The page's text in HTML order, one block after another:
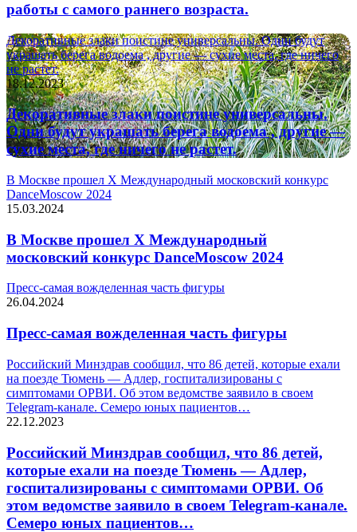
работы с самого раннего возраста.
Декоративные злаки поистине универсальны. Одни будут
украшать берега водоема , другие — сухие места, где ничего
не растет.
18.12.2023
Декоративные злаки поистине универсальны.
Одни будут украшать берега водоема , другие —
сухие места, где ничего не растет.
В Москве прошел X Международный московский конкурс
DanceMoscow 2024
15.03.2024
В Москве прошел X Международный
московский конкурс DanceMoscow 2024
Пресс-самая вожделенная часть фигуры
26.04.2024
Пресс-самая вожделенная часть фигуры
Российский Минздрав сообщил, что 86 детей, которые ехали
на поезде Тюмень — Адлер, госпитализированы с
симптомами ОРВИ. Об этом ведомстве заявило в своем
Telegram-канале. Семеро юных пациентов…
22.12.2023
Российский Минздрав сообщил, что 86 детей,
которые ехали на поезде Тюмень — Адлер,
госпитализированы с симптомами ОРВИ. Об
этом ведомстве заявило в своем Telegram-канале.
Семеро юных пациентов…